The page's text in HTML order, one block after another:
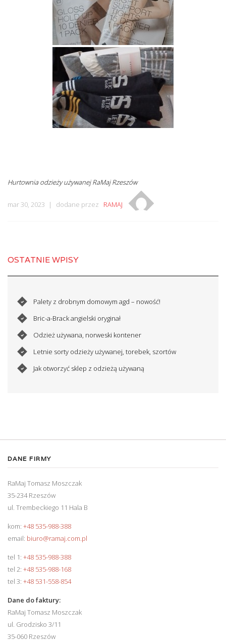
Hurtownia odzieży używanej RaMaj Rzeszów
mar 30, 2023 dodane przez RAMAJ
OSTATNIE WPISY
Palety z drobnym domowym agd – nowość!
Bric-a-Brack angielski oryginał
Odzież używana, norweski kontener
Letnie sorty odzieży używanej, torebek, szortów
Jak otworzyć sklep z odzieżą używaną
DANE FIRMY
RaMaj Tomasz Moszczak
35-234 Rzeszów
ul. Trembeckiego 11 Hala B
kom: +48 535-988-388
email: biuro@ramaj.com.pl
tel 1: +48 535-988-388
tel 2: +48 535-988-168
tel 3: +48 531-558-854
Dane do faktury:
RaMaj Tomasz Moszczak
ul. Grodzisko 3/11
35-060 Rzeszów